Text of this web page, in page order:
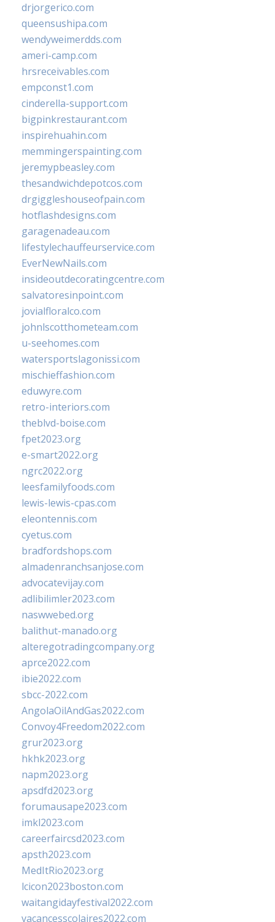
drjorgerico.com
queensushipa.com
wendyweimerdds.com
ameri-camp.com
hrsreceivables.com
empconst1.com
cinderella-support.com
bigpinkrestaurant.com
inspirehuahin.com
memmingerspainting.com
jeremypbeasley.com
thesandwichdepotcos.com
drgiggleshouseofpain.com
hotflashdesigns.com
garagenadeau.com
lifestylechauffeurservice.com
EverNewNails.com
insideoutdecoratingcentre.com
salvatoresinpoint.com
jovialfloralco.com
johnlscotthometeam.com
u-seehomes.com
watersportslagonissi.com
mischieffashion.com
eduwyre.com
retro-interiors.com
theblvd-boise.com
fpet2023.org
e-smart2022.org
ngrc2022.org
leesfamilyfoods.com
lewis-lewis-cpas.com
eleontennis.com
cyetus.com
bradfordshops.com
almadenranchsanjose.com
advocatevijay.com
adlibilimler2023.com
naswwebed.org
balithut-manado.org
alteregotradingcompany.org
aprce2022.com
ibie2022.com
sbcc-2022.com
AngolaOilAndGas2022.com
Convoy4Freedom2022.com
grur2023.org
hkhk2023.org
napm2023.org
apsdfd2023.org
forumausape2023.com
imkl2023.com
careerfaircsd2023.com
apsth2023.com
MedItRio2023.org
lcicon2023boston.com
waitangidayfestival2022.com
vacancesscolaires2022.com